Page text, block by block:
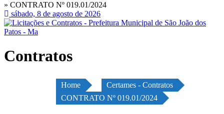
» CONTRATO Nº 019.01/2024
sábado, 8 de agosto de 2026
Contratos
Home
Certames - Contratos
CONTRATO Nº 019.01/2024